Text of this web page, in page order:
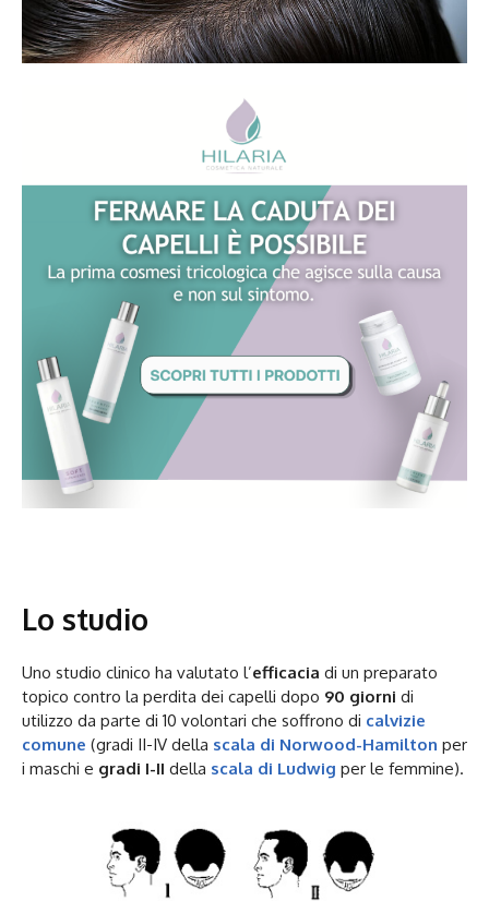
Lo studio
Uno studio clinico ha valutato l’efficacia di un preparato
topico contro la perdita dei capelli dopo 90 giorni di
utilizzo da parte di 10 volontari che soffrono di calvizie
comune (gradi II-IV della scala di Norwood-Hamilton per
i maschi e gradi I-II della scala di Ludwig per le femmine).